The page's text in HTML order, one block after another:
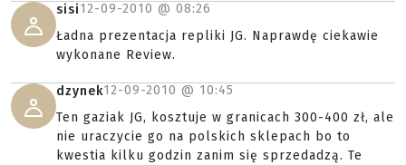
sisi12-09-2010 @ 08:26
Ładna prezentacja repliki JG. Naprawdę ciekawie
wykonane Review.
dzynek12-09-2010 @ 10:45
Ten gaziak JG, kosztuje w granicach 300-400 zł, ale
nie uraczycie go na polskich sklepach bo to
kwestia kilku godzin zanim się sprzedadzą. Te